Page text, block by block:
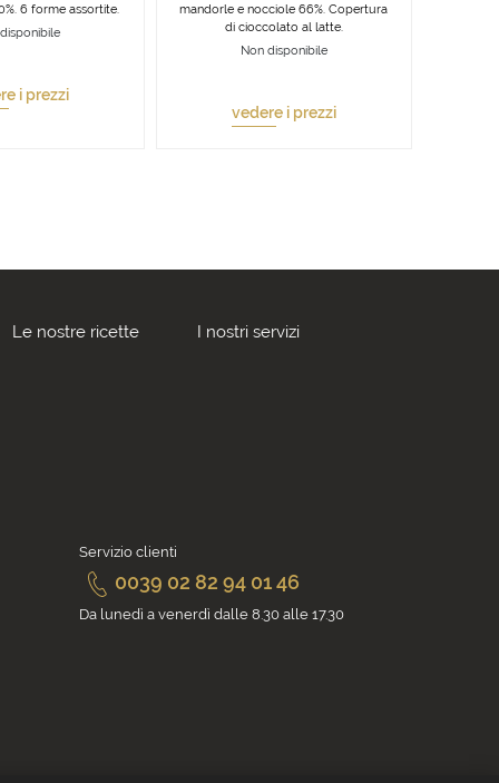
6 forme assortite.
i prezzi
mandorle e nocciole 66%. Copertura
di cioccolato al latte.
Non disponibile
vedere i prezzi
Le nostre ricette I nostri servizi
Servizio clienti
0039 02 82 94 01 46
Da lunedì a venerdì dalle 8.30 alle 17.30